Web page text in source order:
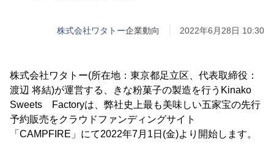
株式会社ワタトー企業動向 2022年6月28日 10:30
株式会社ワタトー(所在地：東京都足立区、代表取締役：
渡辺 将結)が運営する、きな粉菓子の製造を行うKinako
Sweets Factoryは、弊社史上最も美味しい五家宝の先行
予約販売をクラウドファンディングサイト
「CAMPFIRE」にて2022年7月1日(金)より開始します。